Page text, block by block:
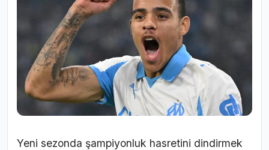
Yeni sezonda şampiyonluk hasretini dindirmek